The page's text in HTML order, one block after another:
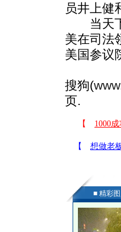
员井上健
当天下
美在司法
美国参议
搜狗(
页.
■ 精彩